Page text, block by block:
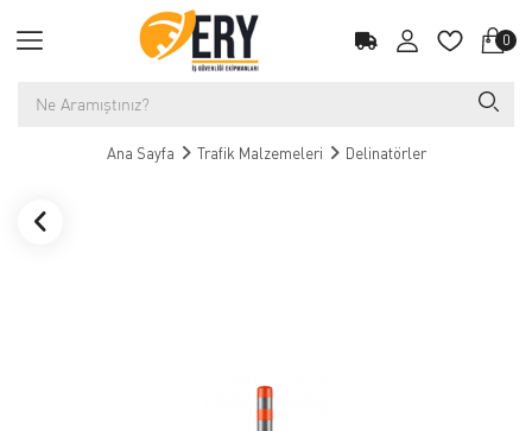
0
Ana Sayfa Trafik Malzemeleri Delinatörler